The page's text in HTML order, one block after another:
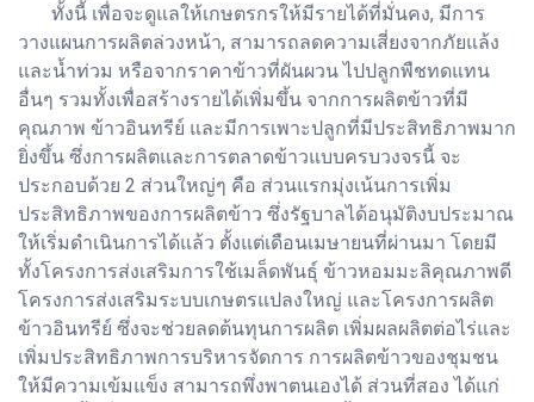
ทั้งนี้ เพื่อจะดูแลให้เกษตรกรให้มีรายได้ที่มั่นคง, มีการ
วางแผนการผลิตล่วงหน้า, สามารถลดความเสี่ยงจากภัยแล้ง
และน้ำท่วม หรือจากราคาข้าวที่ผันผวน ไปปลูกพืชทดแทน
อื่นๆ รวมทั้งเพื่อสร้างรายได้เพิ่มขึ้น จากการผลิตข้าวที่มี
คุณภาพ ข้าวอินทรีย์ และมีการเพาะปลูกที่มีประสิทธิภาพมาก
ยิ่งขึ้น ซึ่งการผลิตและการตลาดข้าวแบบครบวงจรนี้ จะ
ประกอบด้วย 2 ส่วนใหญ่ๆ คือ ส่วนแรกมุ่งเน้นการเพิ่ม
ประสิทธิภาพของการผลิตข้าว ซึ่งรัฐบาลได้อนุมัติงบประมาณ
ให้เริ่มดำเนินการได้แล้ว ตั้งแต่เดือนเมษายนที่ผ่านมา โดยมี
ทั้งโครงการส่งเสริมการใช้เมล็ดพันธุ์ ข้าวหอมมะลิคุณภาพดี
โครงการส่งเสริมระบบเกษตรแปลงใหญ่ และโครงการผลิต
ข้าวอินทรีย์ ซึ่งจะช่วยลดต้นทุนการผลิต เพิ่มผลผลิตต่อไร่และ
เพิ่มประสิทธิภาพการบริหารจัดการ การผลิตข้าวของชุมชน
ให้มีความเข้มแข็ง สามารถพึ่งพาตนเองได้ ส่วนที่สอง ได้แก่